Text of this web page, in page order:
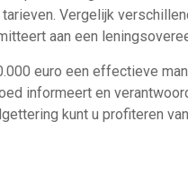
Vergelijk
aan een
euro een effectieve
informeert en
kunt u profiteren